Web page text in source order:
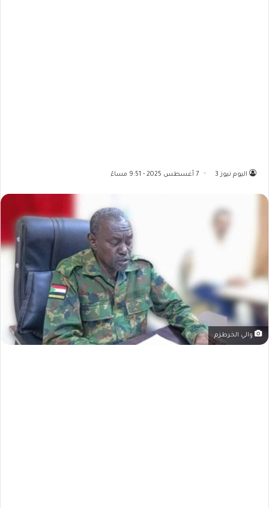
اليوم نيوز 3 7 أغسطس 2025 - 9:51 مساءً
والي الخرطزم